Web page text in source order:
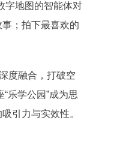
字地图的智能体对
；拍下最喜欢的
度融合，打破空
乐学公园”成为思
引力与实效性。